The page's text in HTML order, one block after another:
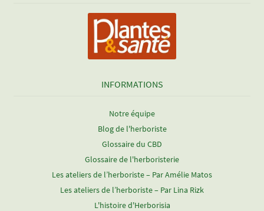
INFORMATIONS
Notre équipe
Blog de l'herboriste
Glossaire du CBD
Glossaire de l'herboristerie
Les ateliers de l’herboriste – Par Amélie Matos
Les ateliers de l’herboriste – Par Lina Rizk
L'histoire d'Herborisia